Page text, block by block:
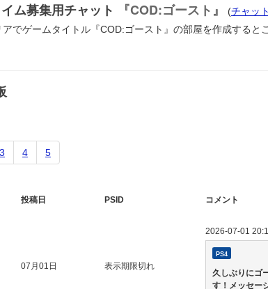
ム募集用チャット 『COD:ゴースト』 (チャッ
でゲームタイトル『COD:ゴースト』の部屋を作成すると
3 4 5
投稿日 PSID コメント
07月01日 表示期限切れ
2026-07-01
PS4
久しぶりにゴ
す！メッセー